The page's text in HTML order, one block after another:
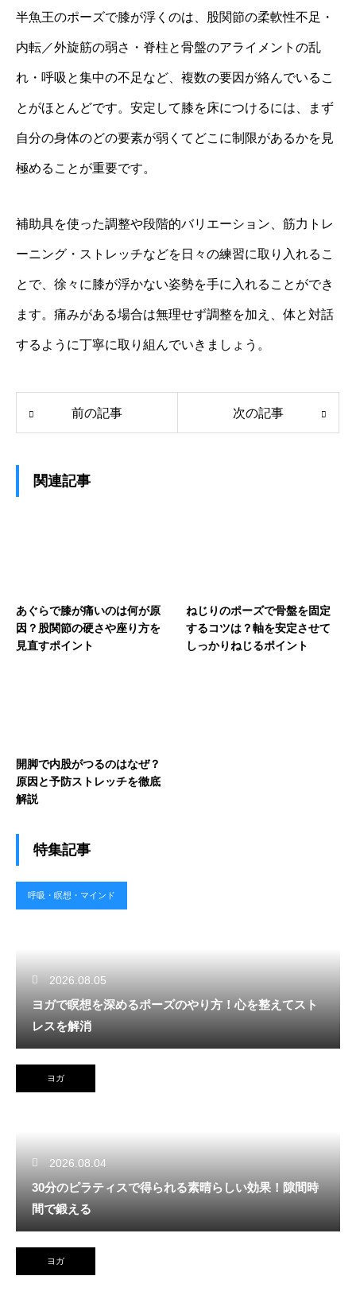
半魚王のポーズで膝が浮くのは、股関節の柔軟性不足・
内転／外旋筋の弱さ・脊柱と骨盤のアライメントの乱
れ・呼吸と集中の不足など、複数の要因が絡んでいるこ
とがほとんどです。安定して膝を床につけるには、まず
自分の身体のどの要素が弱くてどこに制限があるかを見
極めることが重要です。
補助具を使った調整や段階的バリエーション、筋力トレ
ーニング・ストレッチなどを日々の練習に取り入れるこ
とで、徐々に膝が浮かない姿勢を手に入れることができ
ます。痛みがある場合は無理せず調整を加え、体と対話
するように丁寧に取り組んでいきましょう。
前の記事 次の記事
関連記事
あぐらで膝が痛いのは何が原
因？股関節の硬さや座り方を
見直すポイント
ねじりのポーズで骨盤を固定
するコツは？軸を安定させて
しっかりねじるポイント
開脚で内股がつるのはなぜ？
原因と予防ストレッチを徹底
解説
特集記事
呼吸・瞑想・マインド
2026.08.05
ヨガで瞑想を深めるポーズのやり方！心を整えてスト
レスを解消
ヨガ
2026.08.04
30分のピラティスで得られる素晴らしい効果！隙間時
間で鍛える
ヨガ